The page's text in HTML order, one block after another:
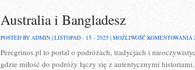
Australia i Bangladesz
POSTED BY ADMIN | LISTOPAD - 15 - 2025 | MOŻLIWOŚĆ KOMENTOWANIA
Peregrinos.pl to portal o podróżach, tradycjach i
gdzie miłość do podróży łączy się z autentycznymi